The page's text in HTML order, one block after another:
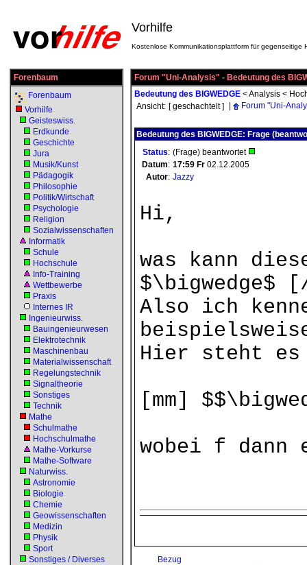
Vorhilfe
Kostenlose Kommunikationsplattform für gegenseitige
Forenbaum
Forenbaum
Vorhilfe
Geisteswiss.
Erdkunde
Geschichte
Jura
Musik/Kunst
Pädagogik
Philosophie
Politik/Wirtschaft
Psychologie
Religion
Sozialwissenschaften
Informatik
Schule
Hochschule
Info-Training
Wettbewerbe
Praxis
Internes IR
Ingenieurwiss.
Bauingenieurwesen
Elektrotechnik
Maschinenbau
Materialwissenschaft
Regelungstechnik
Signaltheorie
Sonstiges
Technik
Mathe
Schulmathe
Hochschulmathe
Mathe-Vorkurse
Mathe-Software
Naturwiss.
Astronomie
Biologie
Chemie
Geowissenschaften
Medizin
Physik
Sport
Sonstiges / Diverses
Forum "Uni-Analysis" - Bedeutung des
Bedeutung des BIGWEDGE <Analysis <
Ansicht: [ geschachtelt ] Forum "Uni-
Bedeutung des BIGWEDGE: Frage
Status: (Frage) beantwortet
Datum: 17:59 Fr 02.12.2005
Autor: Jazzy
Hi,
was kann
$\bigwedge$
Also ich
Hier steht es
[mm]
wobei f
Bezug